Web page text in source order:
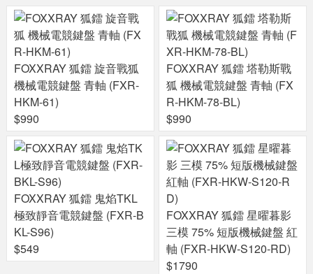
FOXXRAY 狐鐳 旋音戰狐
機械電競鍵盤 青軸 (FXR-
HKM-61)
$990
FOXXRAY 狐鐳 塔勒斯戰
狐 機械電競鍵盤 青軸 (FX
R-HKM-78-BL)
$990
FOXXRAY 狐鐳 鬼焰TKL
極致靜音電競鍵盤 (FXR-B
KL-S96)
$549
FOXXRAY 狐鐳 星曜暮影
三模 75% 短版機械鍵盤 紅
軸 (FXR-HKW-S120-RD)
$1790